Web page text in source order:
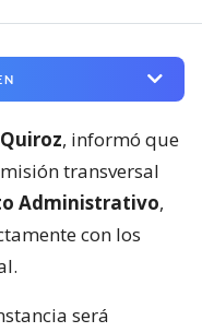
, informó que
transversal
Administrativo,
con los
será